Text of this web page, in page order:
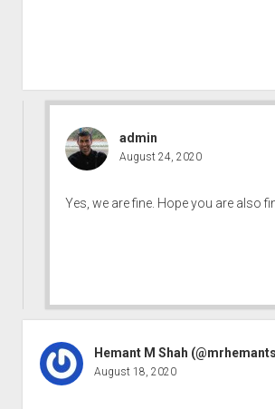
admin
August 24, 2020
Yes, we are fine. Hope you are also
Hemant M Shah
August 18, 2020